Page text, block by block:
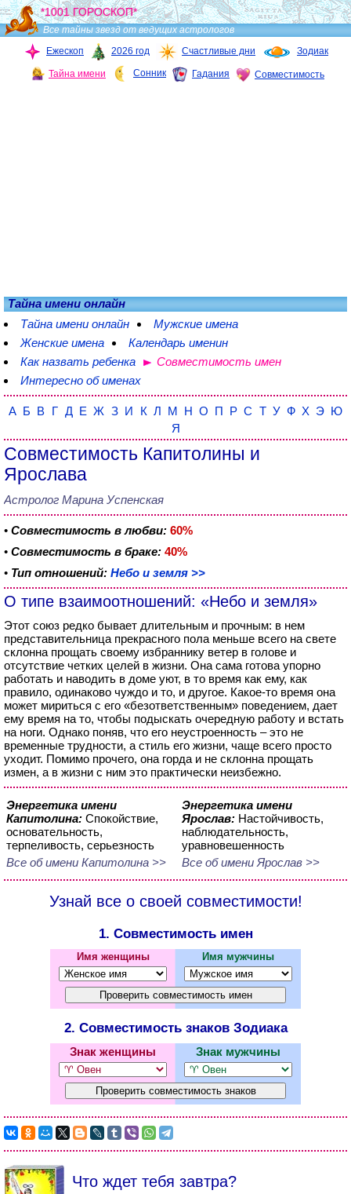
*1001 ГОРОСКОП*
Все тайны звезд от ведущих астрологов
Ежескоп
2026 год Счастливые дни Зодиак
Тайна имени Сонник Гадания Совместимость
Тайна имени онлайн
Тайна имени онлайн
Мужские имена
Женские имена
Календарь именин
Как назвать ребенка
Совместимость имен
Интересно об именах
А Б В Г Д Е Ж З И К Л М Н О П Р С Т У Ф Х Э Ю
Я
Совместимость Капитолины и
Ярослава
Астролог Марина Успенская
• Совместимость в любви: 60%
• Совместимость в браке: 40%
• Тип отношений: Небо и земля >>
О типе взаимоотношений: «Небо и земля»
Этот союз редко бывает длительным и прочным: в нем
представительница прекрасного пола меньше всего на свете
склонна прощать своему избраннику ветер в голове и
отсутствие четких целей в жизни. Она сама готова упорно
работать и наводить в доме уют, в то время как ему, как
правило, одинаково чуждо и то, и другое. Какое-то время она
может мириться с его «безответственным» поведением, дает
ему время на то, чтобы подыскать очередную работу и встать
на ноги. Однако поняв, что его неустроенность – это не
временные трудности, а стиль его жизни, чаще всего просто
уходит. Помимо прочего, она горда и не склонна прощать
измен, а в жизни с ним это практически неизбежно.
Энергетика имени
Капитолина: Спокойствие,
основательность,
терпеливость, серьезность
Все об имени Капитолина >>
Энергетика имени
Ярослав: Настойчивость,
наблюдательность,
уравновешенность
Все об имени Ярослав >>
Узнай все о своей совместимости!
1. Совместимость имен
Имя женщины Имя мужчины
2. Совместимость знаков Зодиака
Знак женщины Знак мужчины
Что ждет тебя завтра?